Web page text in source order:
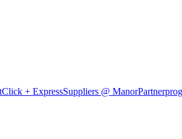
Click + ExpressSuppliers @ Manor